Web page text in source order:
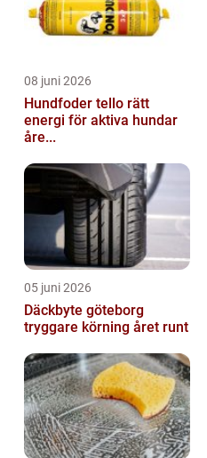
08 juni 2026
Hundfoder tello rätt
energi för aktiva hundar
åre...
05 juni 2026
Däckbyte göteborg
tryggare körning året runt